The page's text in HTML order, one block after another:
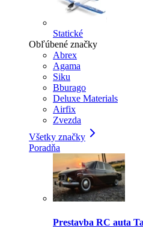
Statické
Obľúbené značky
Abrex
Agama
Siku
Bburago
Deluxe Materials
Airfix
Zvezda
Všetky značky
Poradňa
Prestavba RC auta